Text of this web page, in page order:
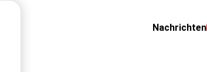
Nachrichten